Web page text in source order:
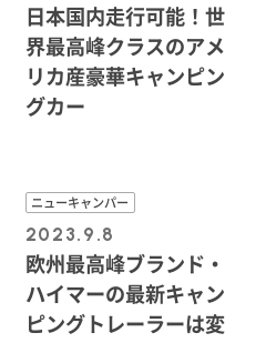
日本国内走行可能！世
界最高峰クラスのアメ
リカ産豪華キャンピン
グカー
ニューキャンパー
2023.9.8
欧州最高峰ブランド・
ハイマーの最新キャン
ピングトレーラーは変